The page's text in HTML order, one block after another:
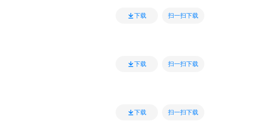
下载 扫一扫下载
下载 扫一扫下载
下载 扫一扫下载